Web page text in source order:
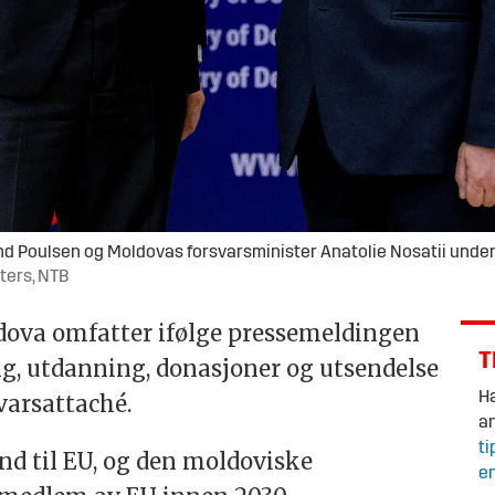
Poulsen og Moldovas forsvarsminister Anatolie Nosatii
NTB
omfatter ifølge pressemeldingen
utdanning, donasjoner og utsendelse
til EU, og den moldoviske